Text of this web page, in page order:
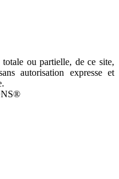
ou partielle, de ce site,
autorisation expresse et